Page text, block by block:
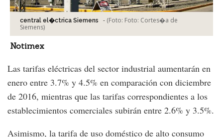
central el�ctrica Siemens - (Foto: Foto: Cortes�a de
Siemens)
Notimex
Las tarifas eléctricas del sector industrial aumentarán en
enero entre 3.7% y 4.5% en comparación con diciembre
de 2016, mientras que las tarifas correspondientes a los
establecimientos comerciales subirán entre 2.6% y 3.5%.
Asimismo, la tarifa de uso doméstico de alto consumo